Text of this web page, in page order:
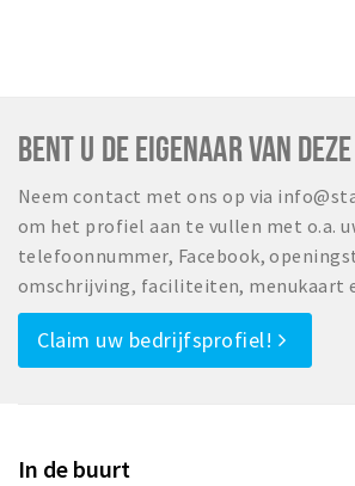
BENT U DE EIGENAAR VAN
Neem contact met ons op via
om het profiel aan te vullen met o.a.
telefoonnummer, Facebook,
omschrijving, faciliteiten, menukaart
Claim uw bedrijfsprofiel!
In de buurt